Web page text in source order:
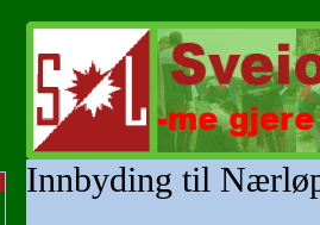
Innbyding til